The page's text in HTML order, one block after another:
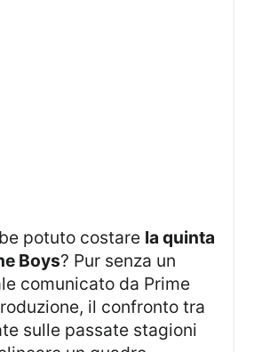
potuto costare la quinta
Boys? Pur senza un
comunicato da Prime
il confronto tra
sulle passate stagioni